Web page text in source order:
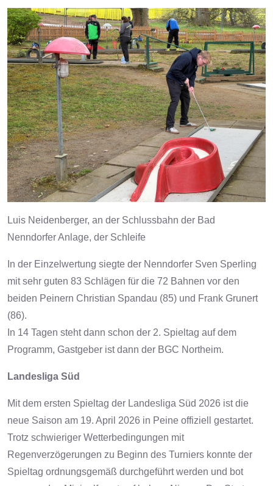
Luis Neidenberger, an der Schlussbahn der Bad
Nenndorfer Anlage, der Schleife
In der Einzelwertung siegte der Nenndorfer Sven Sperling
mit sehr guten 83 Schlägen für die 72 Bahnen vor den
beiden Peinern Christian Spandau (85) und Frank Grunert
(86).
In 14 Tagen steht dann schon der 2. Spieltag auf dem
Programm, Gastgeber ist dann der BGC Northeim.
Landesliga Süd
Mit dem ersten Spieltag der Landesliga Süd 2026 ist die
neue Saison am 19. April 2026 in Peine offiziell gestartet.
Trotz schwieriger Wetterbedingungen mit
Regenverzögerungen zu Beginn des Turniers konnte der
Spieltag ordnungsgemäß durchgeführt werden und bot